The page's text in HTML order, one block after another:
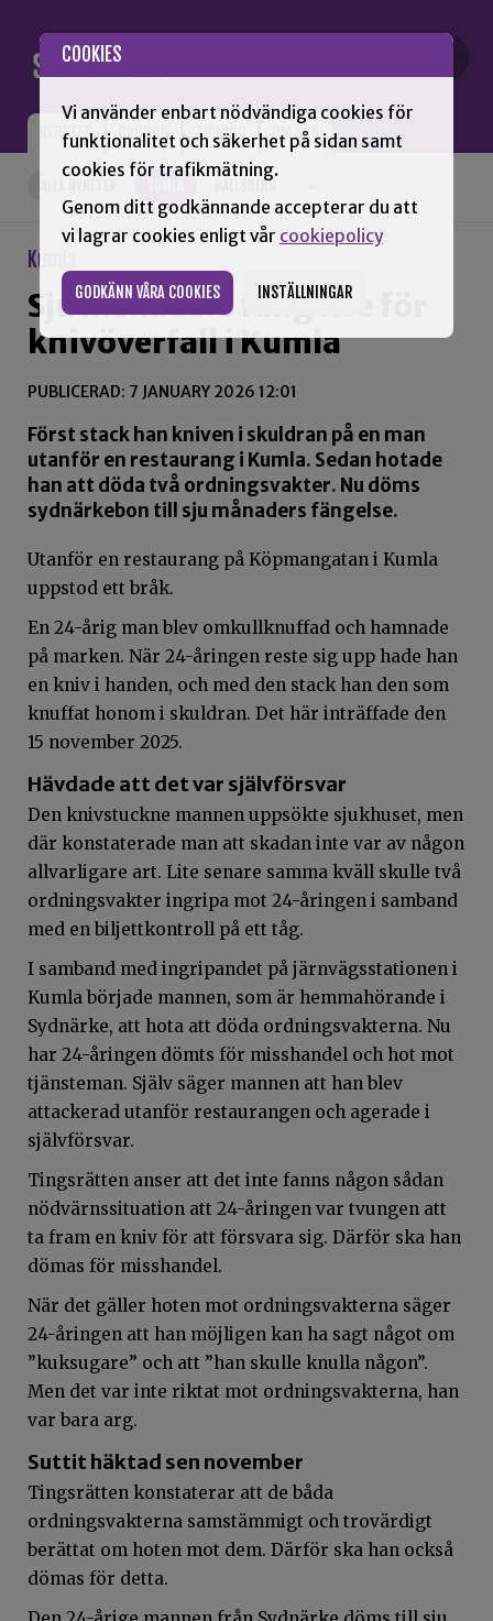
COOKIES
Vi använder enbart nödvändiga cookies för
funktionalitet och säkerhet på sidan samt
cookies för trafikmätning.
Genom ditt godkännande accepterar du att
vi lagrar cookies enligt vår cookiepolicy
GODKÄNN VÅRA COOKIES INSTÄLLNINGAR
NYHETER OPINION TIDNING OM SNN
HALLSBERG
Kumla
Sju månaders fängelse för
knivöverfall i Kumla
PUBLICERAD: 7 JANUARY 2026 12:01
Först stack han kniven i skuldran på en man
utanför en restaurang i Kumla. Sedan hotade
han att döda två ordningsvakter. Nu döms
sydnärkebon till sju månaders fängelse.
Utanför en restaurang på Köpmangatan i Kumla
uppstod ett bråk.
En 24-årig man blev omkullknuffad och hamnade
på marken. När 24-åringen reste sig upp hade han
en kniv i handen, och med den stack han den som
knuffat honom i skuldran. Det här inträffade den
15 november 2025.
Hävdade att det var självförsvar
Den knivstuckne mannen uppsökte sjukhuset, men
där konstaterade man att skadan inte var av någon
allvarligare art. Lite senare samma kväll skulle två
ordningsvakter ingripa mot 24-åringen i samband
med en biljettkontroll på ett tåg.
I samband med ingripandet på järnvägsstationen i
Kumla började mannen, som är hemmahörande i
Sydnärke, att hota att döda ordningsvakterna. Nu
har 24-åringen dömts för misshandel och hot mot
tjänsteman. Själv säger mannen att han blev
attackerad utanför restaurangen och agerade i
självförsvar.
Tingsrätten anser att det inte fanns någon sådan
nödvärnssituation att 24-åringen var tvungen att
ta fram en kniv för att försvara sig. Därför ska han
dömas för misshandel.
När det gäller hoten mot ordningsvakterna säger
24-åringen att han möjligen kan ha sagt något om
”kuksugare” och att ”han skulle knulla någon”.
Men det var inte riktat mot ordningsvakterna, han
var bara arg.
Suttit häktad sen november
Tingsrätten konstaterar att de båda
ordningsvakterna samstämmigt och trovärdigt
berättat om hoten mot dem. Därför ska han också
dömas för detta.